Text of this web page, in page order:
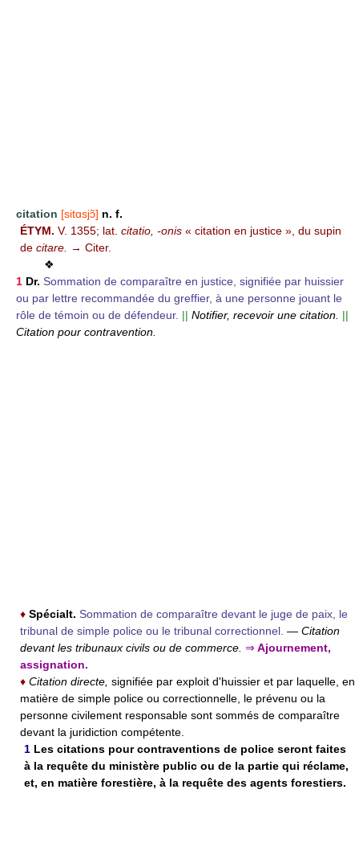
citation [sitɑsjɔ̃] n. f.
ÉTYM. V. 1355; lat. citatio, -onis « citation en justice », du supin
de citare.
→ Citer.
❖
1 Dr. Sommation de comparaître en justice, signifiée par huissier
ou par lettre recommandée du greffier, à une personne jouant le
rôle de témoin ou de défendeur. || Notifier, recevoir une citation. ||
Citation pour contravention.
♦ Spécialt. Sommation de comparaître devant le juge de paix, le
tribunal de simple police ou le tribunal correctionnel. — Citation
devant les tribunaux civils ou de commerce. ⇒ Ajournement,
assignation.
♦ Citation directe, signifiée par exploit d'huissier et par laquelle, en
matière de simple police ou correctionnelle, le prévenu ou la
personne civilement responsable sont sommés de comparaître
devant la juridiction compétente.
1 Les citations pour contraventions de police seront faites
à la requête du ministère public ou de la partie qui réclame,
et, en matière forestière, à la requête des agents forestiers.